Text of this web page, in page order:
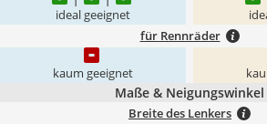
ideal geeignet
für Rennräder
kaum geeignet
Maße & Neigungswinkel
Breite des Lenkers